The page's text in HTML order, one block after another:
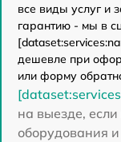
все виды услуг и
гарантию - мы в
дешевле при
или форму
на выезде, если
оборудования